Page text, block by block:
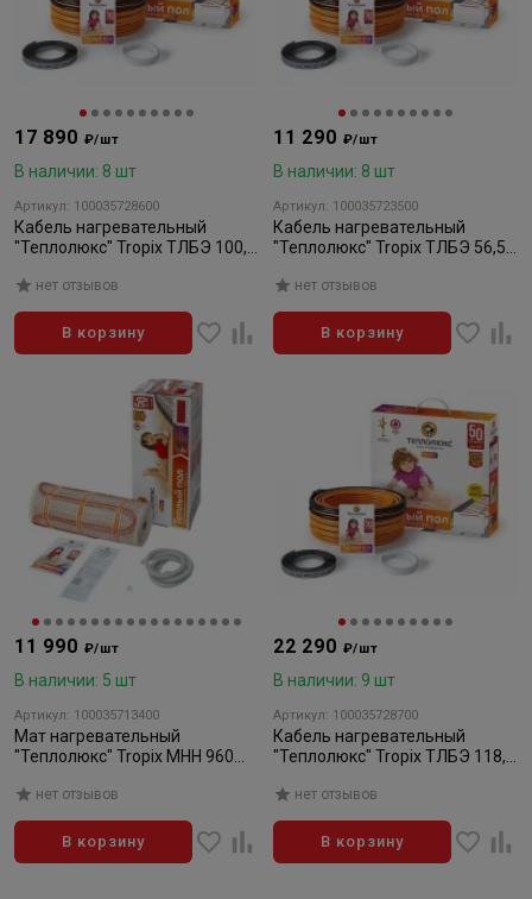
17 890 ₽/шт
В наличии: 8 шт
Артикул: 100035728600
Кабель нагревательный
"Теплолюкс" Tropix ТЛБЭ 100,0
нет отзывов
В корзину
11 290 ₽/шт
В наличии: 8 шт
Артикул: 100035723500
Кабель нагревательный
"Теплолюкс" Tropix ТЛБЭ 56,5
нет отзывов
В корзину
11 990 ₽/шт
В наличии: 5 шт
Артикул: 100035713400
Мат нагревательный
"Теплолюкс" Tropix МНН 960
нет отзывов
В корзину
22 290 ₽/шт
В наличии: 9 шт
Артикул: 100035728700
Кабель нагревательный
"Теплолюкс" Tropix ТЛБЭ 118,0
нет отзывов
В корзину